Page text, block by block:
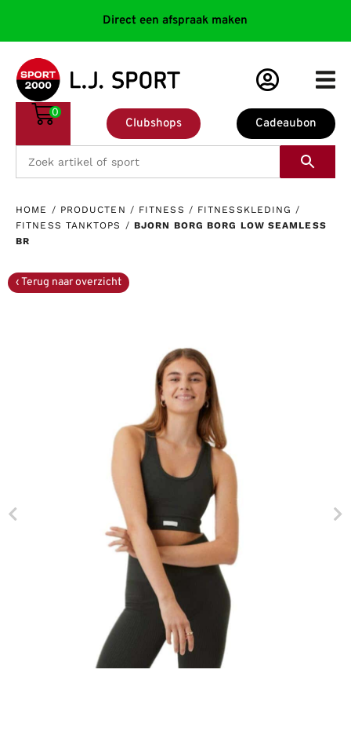
Direct een afspraak maken
Cadeaubon
Clubshops
0
HOME / PRODUCTEN / FITNESS / FITNESSKLEDING /
FITNESS TANKTOPS / BJORN BORG BORG LOW SEAMLESS
BR